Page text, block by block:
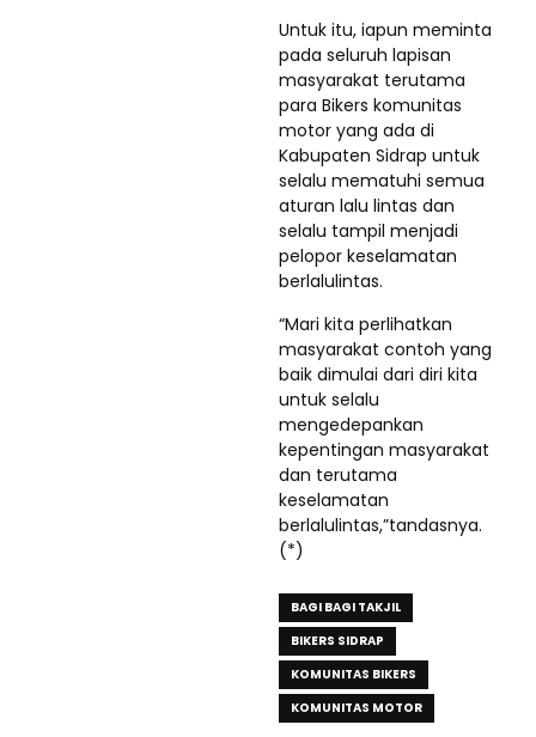
Untuk itu, iapun meminta
pada seluruh lapisan
masyarakat terutama
para Bikers komunitas
motor yang ada di
Kabupaten Sidrap untuk
selalu mematuhi semua
aturan lalu lintas dan
selalu tampil menjadi
pelopor keselamatan
berlalulintas.
“Mari kita perlihatkan
masyarakat contoh yang
baik dimulai dari diri kita
untuk selalu
mengedepankan
kepentingan masyarakat
dan terutama
keselamatan
berlalulintas,”tandasnya.
(*)
BAGI BAGI TAKJIL
BIKERS SIDRAP
KOMUNITAS BIKERS
KOMUNITAS MOTOR